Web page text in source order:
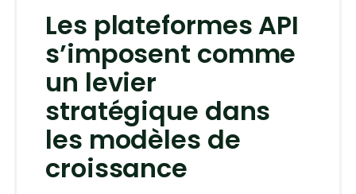
Les plateformes API
s’imposent comme
un levier
stratégique dans
les modèles de
croissance